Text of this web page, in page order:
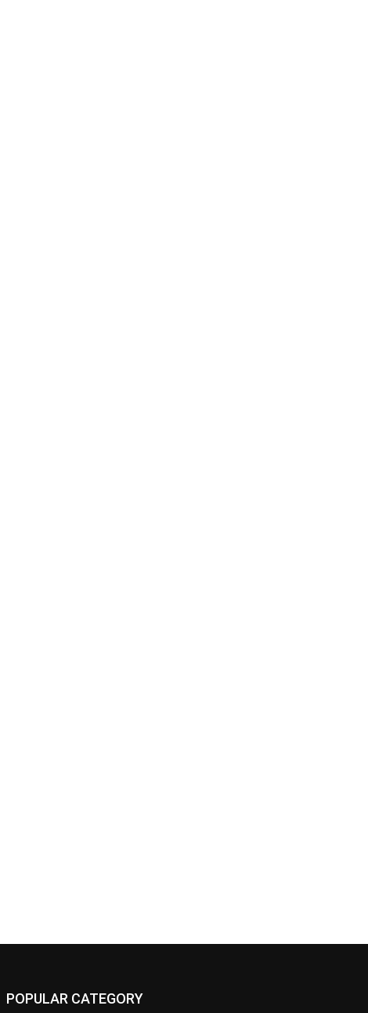
POPULAR CATEGORY